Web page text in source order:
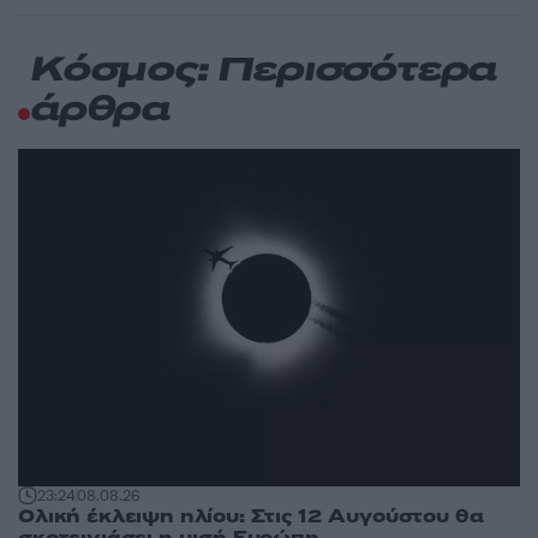
Κόσμος: Περισσότερα
άρθρα
23:2408.08.26
Ολική έκλειψη ηλίου: Στις 12 Αυγούστου θα